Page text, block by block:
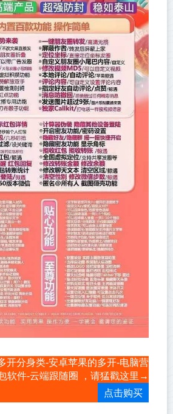
开分身类-安卓苹果的多开-电脑营
软件-云端跟随圈 ，请猛戳这里→
点击购买